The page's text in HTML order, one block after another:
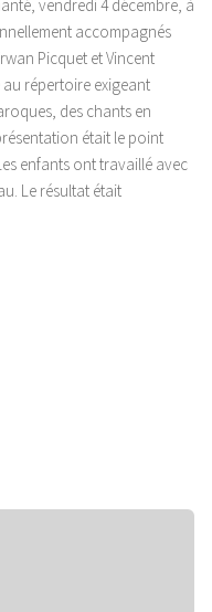
vendredi 4 décembre, à
accompagnés
Picquet et Vincent
au répertoire exigeant
des chants en
était le point
enfants ont travaillé avec
Le résultat était